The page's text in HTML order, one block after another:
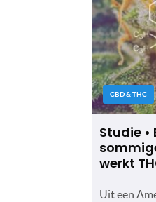
CBD & THC
Studie •
werkt
Uit een